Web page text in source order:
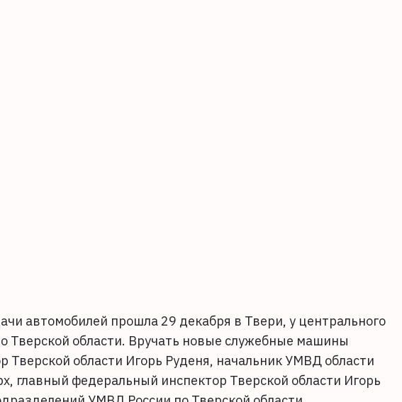
автомобилей прошла 29 декабря в Твери, у центрального
Тверской области. Вручать новые служебные машины
Тверской области Игорь Руденя, начальник УМВД области
главный федеральный инспектор Тверской области Игорь